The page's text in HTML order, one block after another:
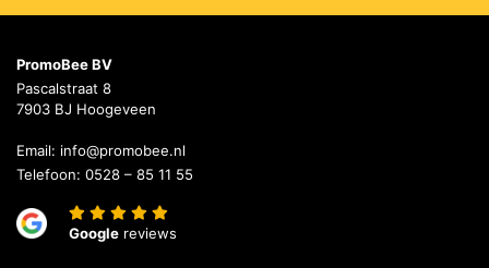
PromoBee BV
Pascalstraat 8
7903 BJ Hoogeveen
Email: info@promobee.nl
Telefoon: 0528 – 85 11 55
Google reviews